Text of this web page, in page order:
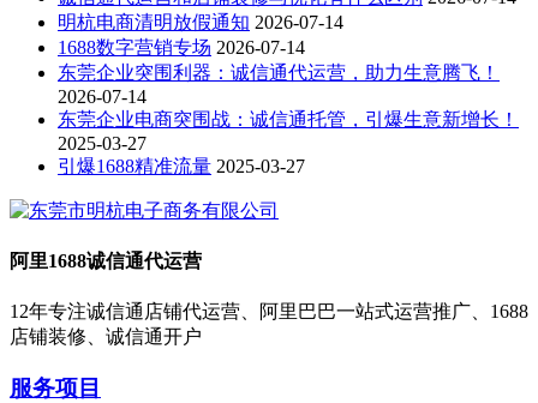
明杭电商清明放假通知 2026-07-14
1688数字营销专场 2026-07-14
东莞企业突围利器：诚信通代运营，助力生意腾飞！
2026-07-14
东莞企业电商突围战：诚信通托管，引爆生意新增长！
2025-03-27
引爆1688精准流量 2025-03-27
阿里1688诚信通代运营
12年专注诚信通店铺代运营、阿里巴巴一站式运营推广、1688
店铺装修、诚信通开户
服务项目